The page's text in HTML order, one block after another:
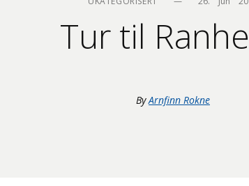
Tur til
By Arnfinn Rokne